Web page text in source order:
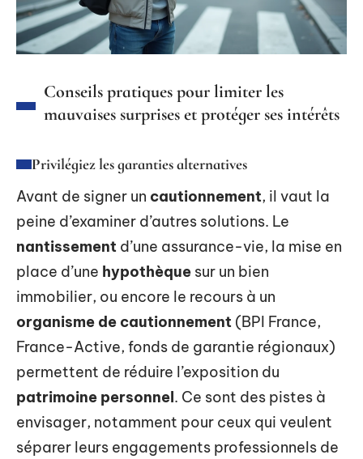
Conseils pratiques pour limiter les
mauvaises surprises et protéger ses intérêts
Privilégiez les garanties alternatives
Avant de signer un cautionnement, il vaut la
peine d’examiner d’autres solutions. Le
nantissement d’une assurance-vie, la mise en
place d’une hypothèque sur un bien
immobilier, ou encore le recours à un
organisme de cautionnement (BPI France,
France-Active, fonds de garantie régionaux)
permettent de réduire l’exposition du
patrimoine personnel. Ce sont des pistes à
envisager, notamment pour ceux qui veulent
séparer leurs engagements professionnels de